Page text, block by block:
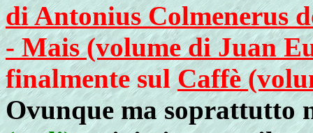
di Antonius Colmenerus
- Mais (volume di Juan
finalmente sulCaffè
Ovunque ma soprattutto